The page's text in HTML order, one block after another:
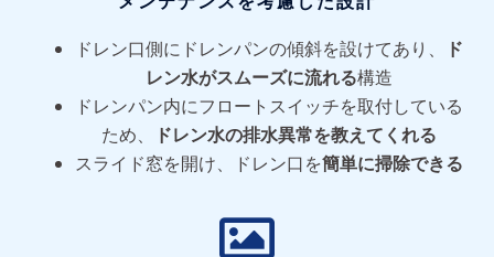
ドレン口側にドレンパンの傾斜を設けてあり、
ド
レン水がスムーズに流れる構造
ドレンパン内にフロートスイッチを取付している
ため、
ドレン水の排水異常を教えてくれる
スライド窓を開け、ドレン口を簡単に掃除できる